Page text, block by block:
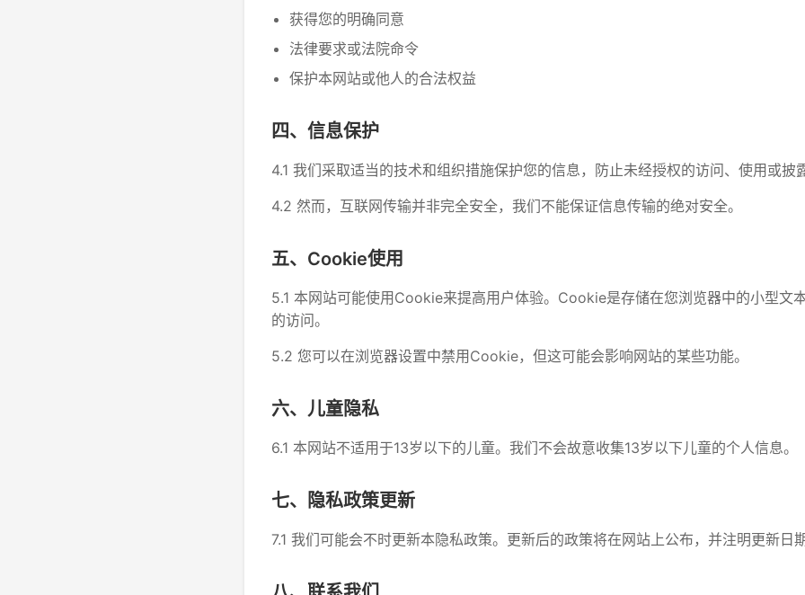
获得您的明确同意
法律要求或法院命令
保护本网站或他人的合法权益
四、信息保护
4.1 我们采取适当的技术和组织措施保护您的信息，防止未经授权的访问、使用或披
4.2 然而，互联网传输并非完全安全，我们不能保证信息传输的绝对安全。
五、Cookie使用
5.1 本网站可能使用Cookie来提高用户体验。Cookie是存储在您浏览器中的小型文
的访问。
5.2 您可以在浏览器设置中禁用Cookie，但这可能会影响网站的某些功能。
六、儿童隐私
6.1 本网站不适用于13岁以下的儿童。我们不会故意收集13岁以下儿童的个人信息。
七、隐私政策更新
7.1 我们可能会不时更新本隐私政策。更新后的政策将在网站上公布，并注明更新日